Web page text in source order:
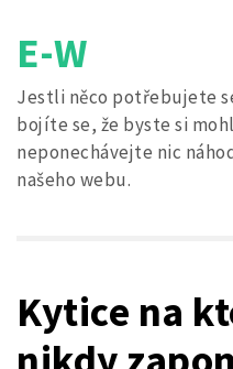
content
E-W
Jestli něco potřebujete
bojíte se, že byste si
neponechávejte nic
našeho webu.
Kytice na